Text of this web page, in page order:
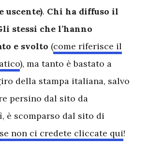
uscente). Chi ha diffuso il
stessi che l’hanno
e svolto (come riferisce il
), ma tanto è bastato a
della stampa italiana, salvo
persino dal sito da
è scomparso dal sito di
se non ci credete cliccate qui!